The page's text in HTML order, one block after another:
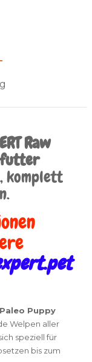
Raw
komplett
Puppy
Welpen aller
speziell für
bis zum